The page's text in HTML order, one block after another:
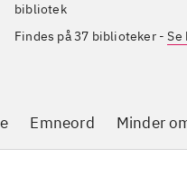
bibliotek
Findes på 37 biblioteker-Se
Emneord Minder